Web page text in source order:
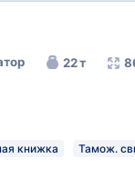
22 т
книжка Тамож.